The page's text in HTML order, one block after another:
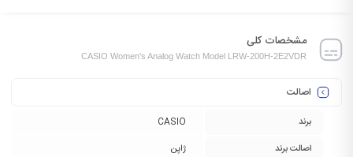
مشخصات کلی
CASIO Women's Analog Watch Model LRW-200H-2E2VDR
اصالت
برند
CASIO
اصالت برند
ژاپن